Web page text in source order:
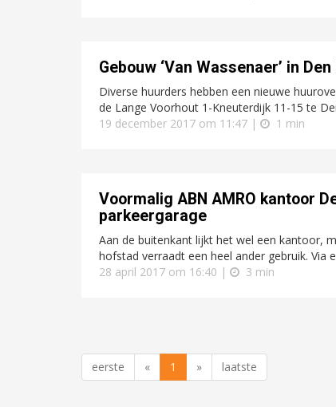
Gebouw ‘Van Wassenaer’ in
Diverse huurders hebben een nieuwe
de Lange Voorhout 1-Kneuterdijk 11-15 te
19 december 2017 om 11:47 |
1 min
Voormalig ABN AMRO kantoor
parkeergarage
Aan de buitenkant lijkt het wel een kantoor,
hofstad verraadt een heel ander gebruik. Via
28 april 2017 om 16:40 |
3 min
eerste « 1 » laatste